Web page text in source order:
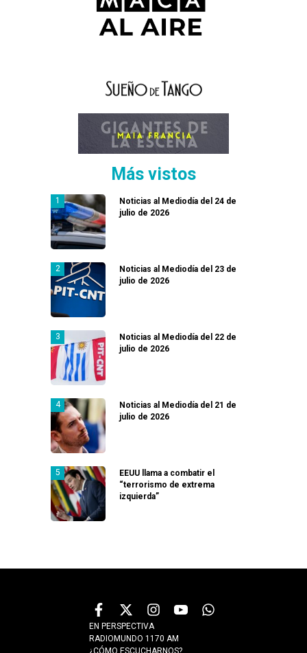
Más vistos
Noticias al Mediodía del 24 de
julio de 2026
Noticias al Mediodía del 23 de
julio de 2026
Noticias al Mediodía del 22 de
julio de 2026
Noticias al Mediodía del 21 de
julio de 2026
EEUU llama a combatir el
“terrorismo de extrema
izquierda”
EN PERSPECTIVA
RADIOMUNDO 1170 AM
¿CÓMO ESCUCHARNOS?